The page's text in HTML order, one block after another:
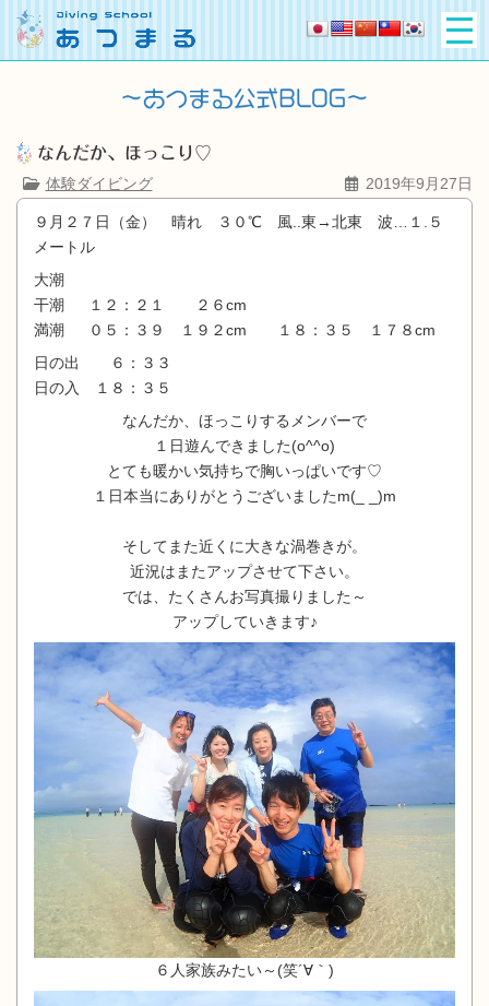
なんだか、ほっこり♡
体験ダイビング
2019年9月27日
９月２７日（金） 晴れ ３０℃ 風..東→北東 波…１.５
メートル
大潮
干潮 １２：２１ ２６cm
満潮 ０５：３９ １９２cm １８：３５ １７８cm
日の出 ６：３３
日の入 １８：３５
なんだか、ほっこりするメンバーで
１日遊んできました(o^^o)
とても暖かい気持ちで胸いっぱいです♡
１日本当にありがとうございましたm(_ _)m
そしてまた近くに大きな渦巻きが。
近況はまたアップさせて下さい。
では、たくさんお写真撮りました～
アップしていきます♪
６人家族みたい～(笑´∀｀)